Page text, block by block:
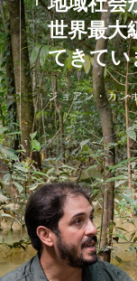
世界最大
てきてい
ジョアン・カン